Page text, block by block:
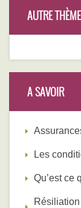
AUTRE THÈME
A SAVOIR
Les
Qu’est ce